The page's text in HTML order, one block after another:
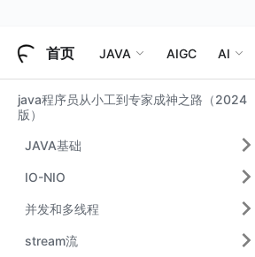
首页 JAVA AIGC AI
java程序员从小工到专家成神之路（2024
版）
JAVA基础
IO-NIO
并发和多线程
stream流